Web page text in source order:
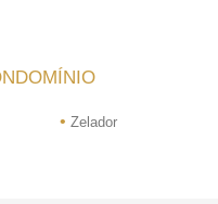
• Zelador